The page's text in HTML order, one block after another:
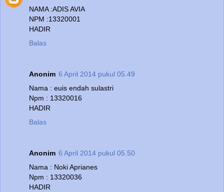
NAMA :ADIS AVIA
NPM :13320001
HADIR
Balas
Anonim 6 April 2014 pukul 05.49
Nama : euis endah sulastri
Npm : 13320016
HADIR
Balas
Anonim 6 April 2014 pukul 05.50
Nama : Noki Aprianes
Npm : 13320036
HADIR